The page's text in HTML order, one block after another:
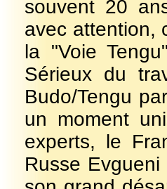
souvent 20
avec attention,
la "Voie
Sérieux du
Budo/Tengu
un moment
experts, le
Russe